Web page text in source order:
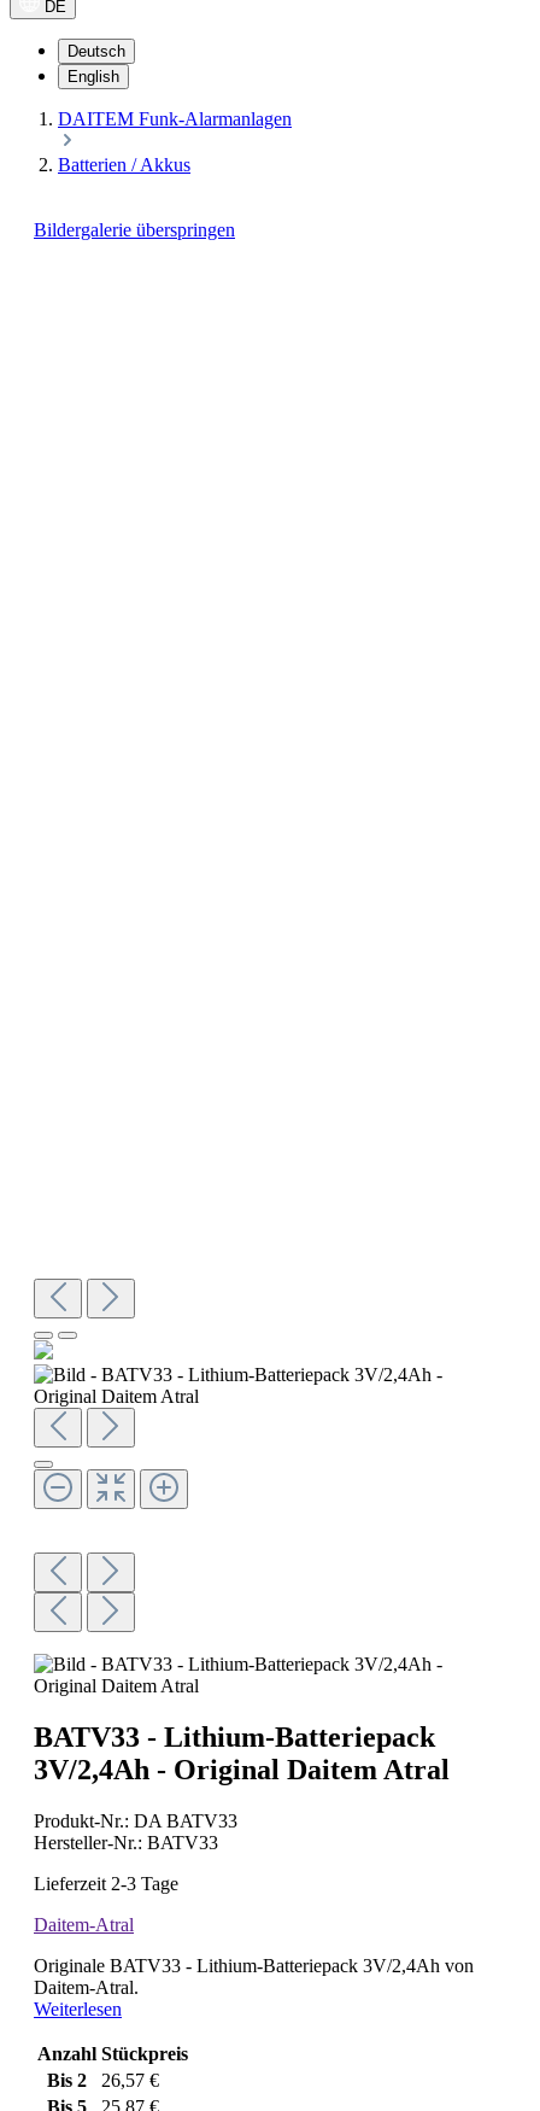
DE
Deutsch
English
DAITEM Funk-Alarmanlagen
Batterien / Akkus
Bildergalerie überspringen
BATV33 - Lithium-Batteriepack
3V/2,4Ah - Original Daitem Atral
Produkt-Nr.: DA BATV33
Hersteller-Nr.: BATV33
Lieferzeit 2-3 Tage
Daitem-Atral
Originale BATV33 - Lithium-Batteriepack 3V/2,4Ah von
Daitem-Atral.
Weiterlesen
Anzahl Stückpreis
Bis 2
26,57 €